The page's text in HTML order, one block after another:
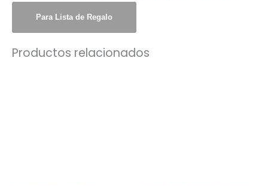
Para Lista de Regalo
Productos relacionados